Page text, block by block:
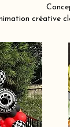
créative